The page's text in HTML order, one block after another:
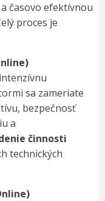
časovo efektívnou
proces je
sa zameriate
bezpečnosť
a
činnosti
technických